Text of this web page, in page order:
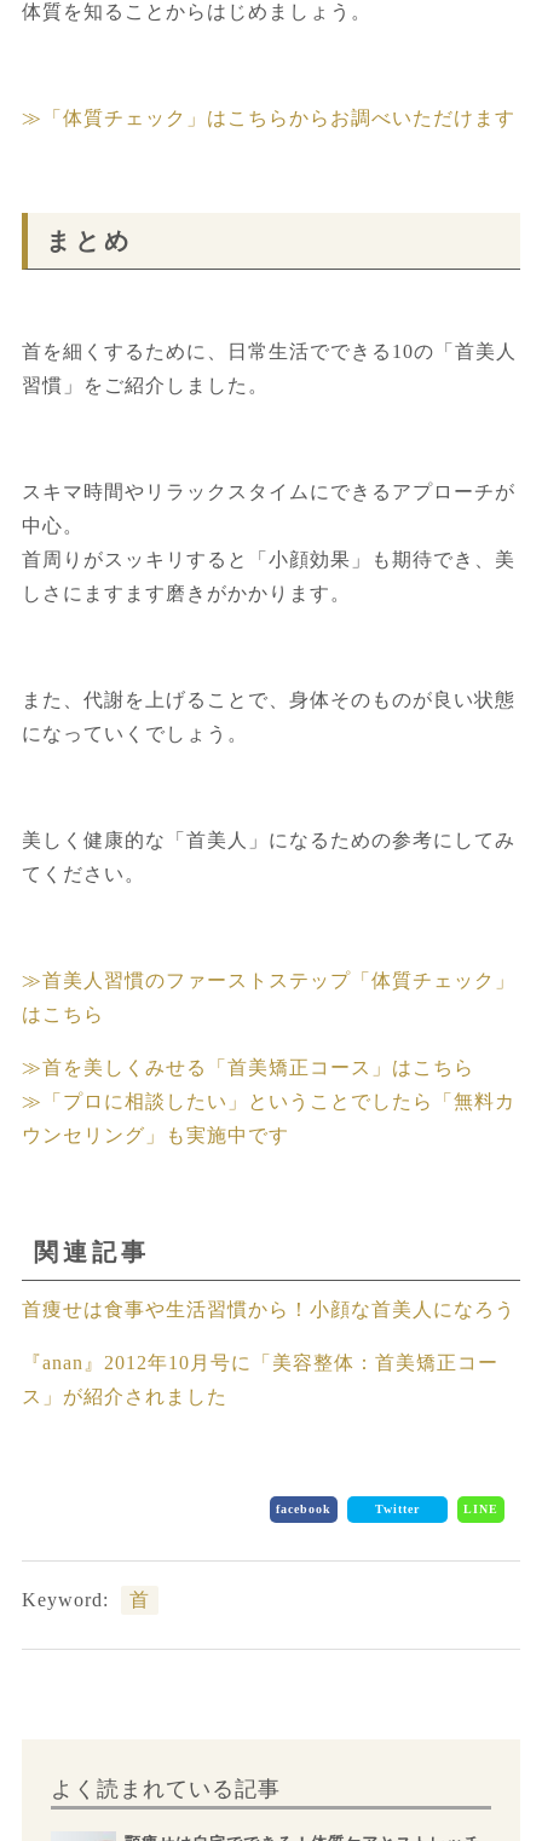
体質を知ることからはじめましょう。
≫「体質チェック」はこちらからお調べいただけます
まとめ
首を細くするために、日常生活でできる10の「首美人
習慣」をご紹介しました。
スキマ時間やリラックスタイムにできるアプローチが
中心。
首周りがスッキリすると「小顔効果」も期待でき、美
しさにますます磨きがかかります。
また、代謝を上げることで、身体そのものが良い状態
になっていくでしょう。
美しく健康的な「首美人」になるための参考にしてみ
てください。
≫首美人習慣のファーストステップ「体質チェック」
はこちら
≫首を美しくみせる「首美矯正コース」はこちら
≫「プロに相談したい」ということでしたら「無料カ
ウンセリング」も実施中です
関連記事
首痩せは食事や生活習慣から！小顔な首美人になろう
『anan』2012年10月号に「美容整体：首美矯正コー
ス」が紹介されました
facebook Twitter LINE
Keyword: 首
よく読まれている記事